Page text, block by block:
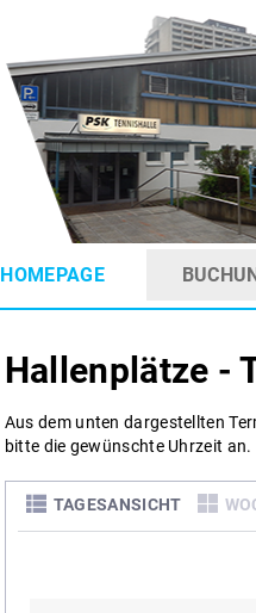
HOMEPAGE
Hallenplätze -
Aus dem unten dargestellten
bitte die gewünschte Uhrzeit an.
TAGESANSICHT